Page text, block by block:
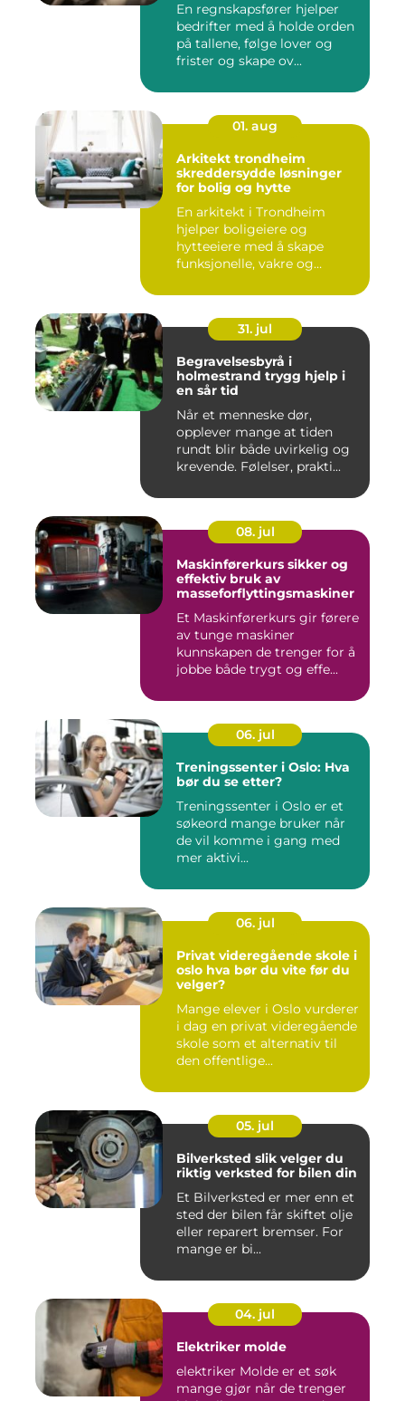
En regnskapsfører hjelper
bedrifter med å holde orden
på tallene, følge lover og
frister og skape ov...
01. aug
Arkitekt trondheim
skreddersydde løsninger
for bolig og hytte
En arkitekt i Trondheim
hjelper boligeiere og
hytteeiere med å skape
funksjonelle, vakre og
31. jul
Begravelsesbyrå i
holmestrand trygg hjelp i
en sår tid
Når et menneske dør,
opplever mange at tiden
rundt blir både uvirkelig og
krevende. Følelser, prakti...
08. jul
Maskinførerkurs sikker og
effektiv bruk av
masseforflyttingsmaskiner
Et Maskinførerkurs gir førere
av tunge maskiner
kunnskapen de trenger for å
jobbe både trygt og effe...
06. jul
Treningssenter i Oslo: Hva
bør du se etter?
Treningssenter i Oslo er et
søkeord mange bruker når
de vil komme i gang med
mer aktivi...
06. jul
Privat videregående skole i
oslo hva bør du vite før du
velger?
Mange elever i Oslo vurderer
i dag en privat videregående
skole som et alternativ til
den offentlige...
05. jul
Bilverksted slik velger du
riktig verksted for bilen din
Et Bilverksted er mer enn et
sted der bilen får skiftet olje
eller reparert bremser. For
mange er bi...
04. jul
Elektriker molde
elektriker Molde er et søk
mange gjør når de trenger